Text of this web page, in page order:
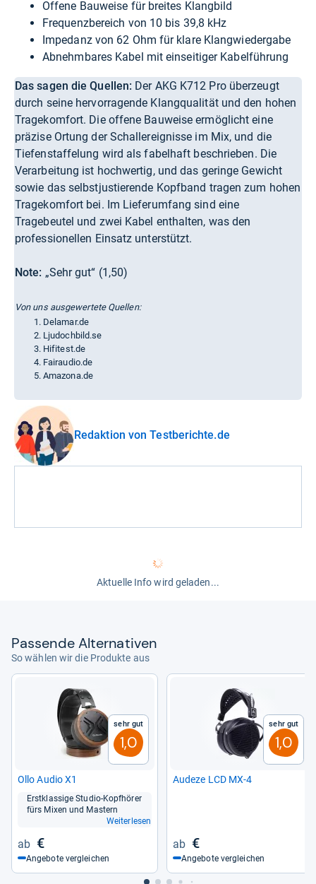
Offene Bauweise für breites Klangbild
Frequenzbereich von 10 bis 39,8 kHz
Impedanz von 62 Ohm für klare Klangwiedergabe
Abnehmbares Kabel mit einseitiger Kabelführung
Das sagen die Quellen: Der AKG K712 Pro überzeugt
durch seine hervorragende Klangqualität und den hohen
Tragekomfort. Die offene Bauweise ermöglicht eine
präzise Ortung der Schallereignisse im Mix, und die
Tiefenstaffelung wird als fabelhaft beschrieben. Die
Verarbeitung ist hochwertig, und das geringe Gewicht
sowie das selbstjustierende Kopfband tragen zum hohen
Tragekomfort bei. Im Lieferumfang sind eine
Tragebeutel und zwei Kabel enthalten, was den
professionellen Einsatz unterstützt.
Note: „Sehr gut“ (1,50)
Von uns ausgewertete Quellen:
Delamar.de
Ljudochbild.se
Hifitest.de
Fairaudio.de
Amazona.de
Redaktion von Testberichte.de
Aktuelle Info wird geladen...
Pas­sende Alter­na­ti­ven
So wählen wir die Produkte aus
Sehr gut
1,0
Ollo Audio X1
Erst­klas­sige Stu­dio-​Kopf­hö­rer
fürs Mixen und Mas­tern
Weiterlesen
€
Angebote vergleichen
Sehr gut
1,0
Audeze LCD MX-​4
€
Angebote vergleichen